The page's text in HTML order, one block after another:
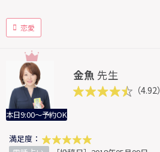
恋愛
本日9:00～予約OK
金魚 先生
（4.92）
満足度：